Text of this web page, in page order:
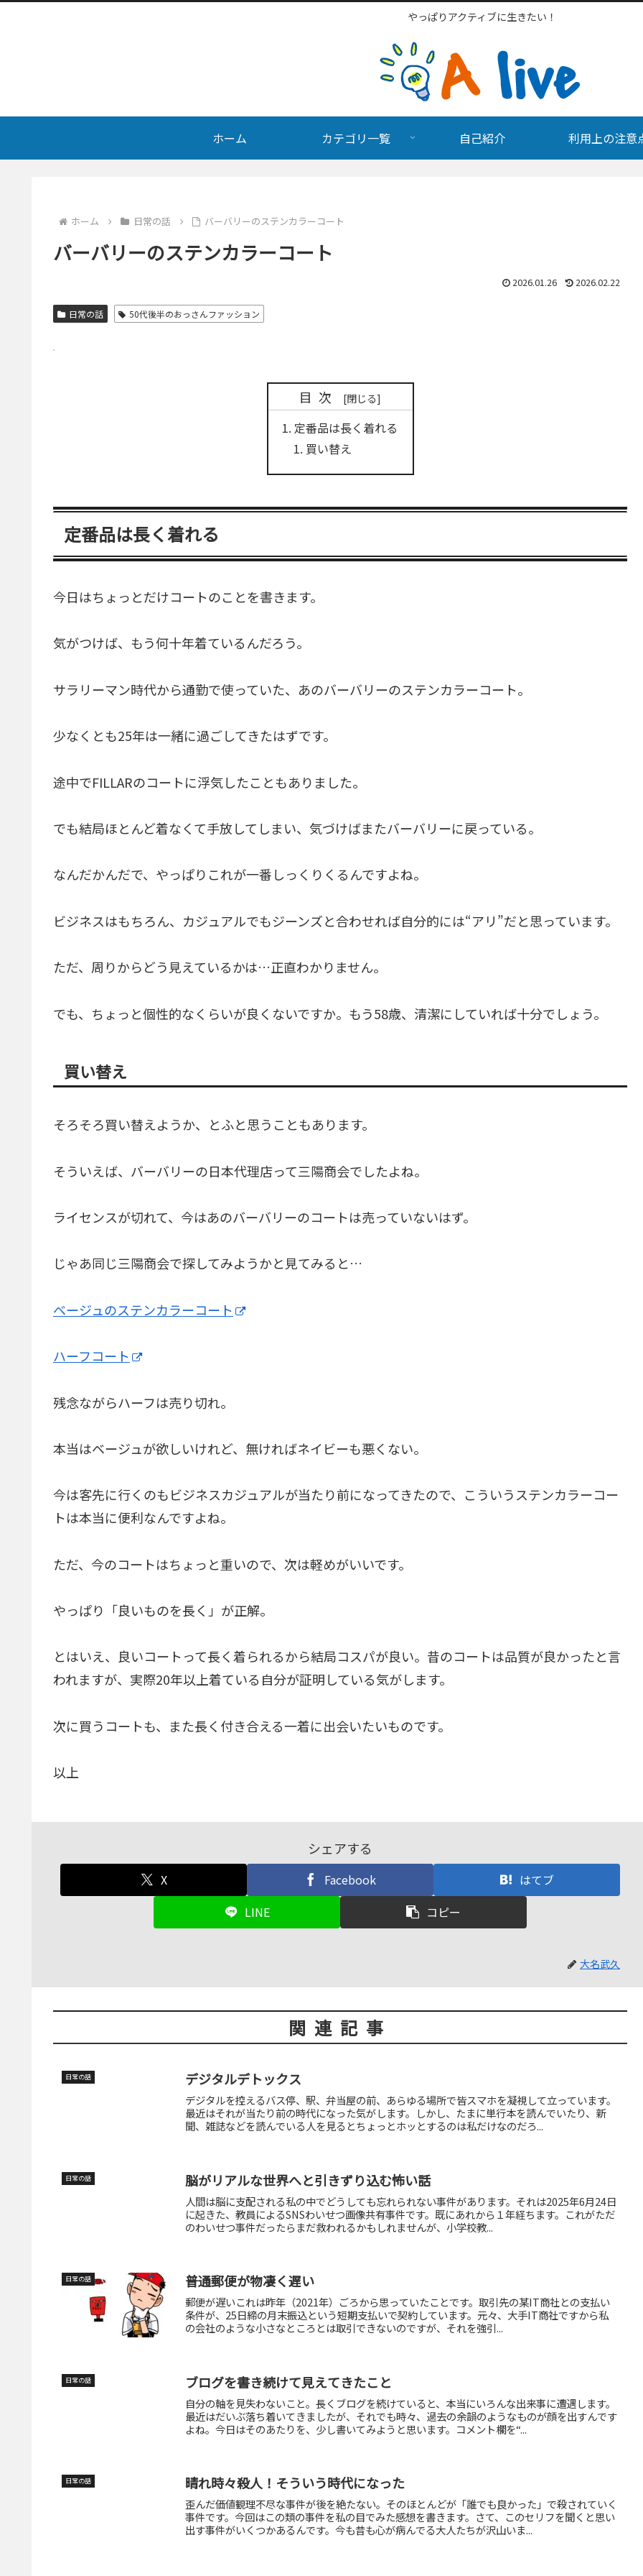
やっぱりアクティブに生きたい！
ホーム カテゴリ一覧 自己紹介 利用上の注意
ホーム 日常の話 バーバリーのステンカラーコート
バーバリーのステンカラーコート
2026.01.26 2026.02.22
日常の話 50代後半のおっさんファッション
目次
定番品は長く着れる
買い替え
定番品は長く着れる
今日はちょっとだけコートのことを書きます。
気がつけば、もう何十年着ているんだろう。
サラリーマン時代から通勤で使っていた、あのバーバリーのステンカラーコート。
少なくとも25年は一緒に過ごしてきたはずです。
途中でFILLARのコートに浮気したこともありました。
でも結局ほとんど着なくて手放してしまい、気づけばまたバーバリーに戻っている。
なんだかんだで、やっぱりこれが一番しっくりくるんですよね。
ビジネスはもちろん、カジュアルでもジーンズと合わせれば自分的には“アリ”だと思っています。
ただ、周りからどう見えているかは…正直わかりません。
でも、ちょっと個性的なくらいが良くないですか。もう58歳、清潔にしていれば十分でしょう。
買い替え
そろそろ買い替えようか、とふと思うこともあります。
そういえば、バーバリーの日本代理店って三陽商会でしたよね。
ライセンスが切れて、今はあのバーバリーのコートは売っていないはず。
じゃあ同じ三陽商会で探してみようかと見てみると…
ベージュのステンカラーコート
ハーフコート
残念ながらハーフは売り切れ。
本当はベージュが欲しいけれど、無ければネイビーも悪くない。
今は客先に行くのもビジネスカジュアルが当たり前になってきたので、こういうステンカラーコー
トは本当に便利なんですよね。
ただ、今のコートはちょっと重いので、次は軽めがいいです。
やっぱり「良いものを長く」が正解。
とはいえ、良いコートって長く着られるから結局コスパが良い。昔のコートは品質が良かったと言
われますが、実際20年以上着ている自分が証明している気がします。
次に買うコートも、また長く付き合える一着に出会いたいものです。
以上
シェアする
X Facebook
はてブ
LINE
コピー
大名武久
関連記事
日常の話 デジタルデトックス
デジタルを控えるバス停、駅、弁当屋の前、あらゆる場所で皆スマホを凝視して立っています。
最近はそれが当たり前の時代になった気がします。しかし、たまに単行本を読んでいたり、新
聞、雑誌などを読んでいる人を見るとちょっとホッとするのは私だけなのだろ...
日常の話 脳がリアルな世界へと引きずり込む怖い話
人間は脳に支配される私の中でどうしても忘れられない事件があります。それは2025年6月24日
に起きた、教員によるSNSわいせつ画像共有事件です。既にあれから１年経ちます。これがただ
のわいせつ事件だったらまだ救われるかもしれませんが、小学校教...
日常の話 普通郵便が物凄く遅い
郵便が遅いこれは昨年（2021年）ごろから思っていたことです。取引先の某IT商社との支払い
条件が、25日締の月末振込という短期支払いで契約しています。元々、大手IT商社ですから私
の会社のような小さなところとは取引できないのですが、それを強引...
日常の話 ブログを書き続けて見えてきたこと
自分の軸を見失わないこと。長くブログを続けていると、本当にいろんな出来事に遭遇します。
最近はだいぶ落ち着いてきましたが、それでも時々、過去の余韻のようなものが顔を出すんです
よね。今日はそのあたりを、少し書いてみようと思います。コメント欄を“...
日常の話 晴れ時々殺人！そういう時代になった
歪んだ価値観理不尽な事件が後を絶たない。そのほとんどが「誰でも良かった」で殺されていく
事件です。今回はこの類の事件を私の目でみた感想を書きます。さて、このセリフを聞くと思い
出す事件がいくつかあるんです。今も昔も心が病んでる大人たちが沢山いま...